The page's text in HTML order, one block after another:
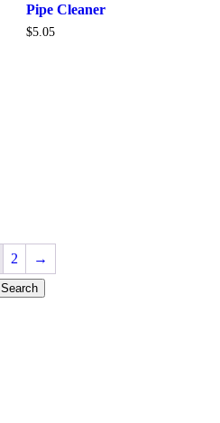
Pipe Cleaner
$5.05
2 →
Search